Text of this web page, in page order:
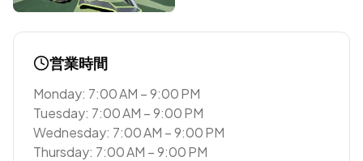
営業時間
Monday: 7:00 AM – 9:00 PM
Tuesday: 7:00 AM – 9:00 PM
Wednesday: 7:00 AM – 9:00 PM
Thursday: 7:00 AM – 9:00 PM